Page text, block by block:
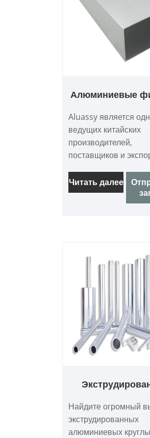
Алюминиевые
Aluassy является
ведущих китайских
производителей,
поставщиков и
алюминиевых труб.
Читать далее
труба для
строительных
Найдите огромный
экструдированных
алюминиевых